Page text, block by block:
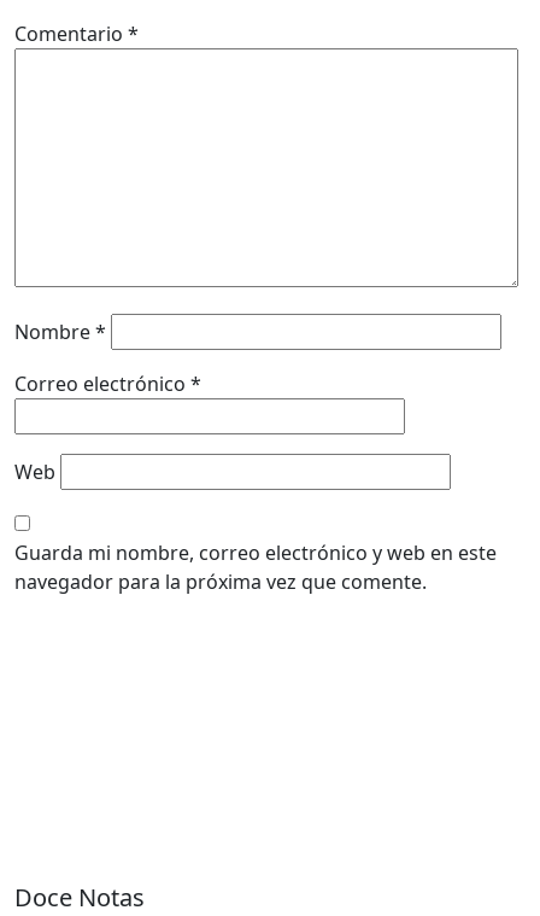
Comentario *
Nombre*
Correo electrónico *
Web
Guarda mi nombre, correo electrónico y web en este
navegador para la próxima vez que comente.
Doce Notas